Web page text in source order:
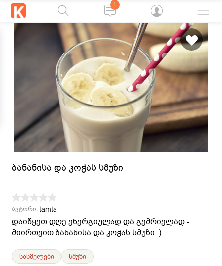
1
ბანანისა და კოჭას სმუზი
ავტორი:tamta
დაიწყეთ დღე ენერგიულად და გემრიელად -
მიირთვით ბანანისა და კოჭას სმუზი :)
სასმელები სმუზი